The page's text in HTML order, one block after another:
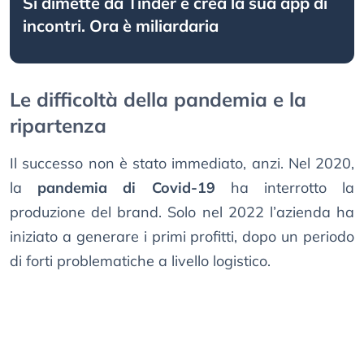
incontri. Ora è miliardaria
Le difficoltà della pandemia e la
ripartenza
Il successo non è stato immediato, anzi. Nel 2020,
la pandemia di Covid-19 ha interrotto la
produzione del brand. Solo nel 2022 l’azienda ha
iniziato a generare i primi profitti, dopo un periodo
di forti problematiche a livello logistico.